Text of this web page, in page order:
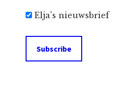
Elja's nieuwsbrief